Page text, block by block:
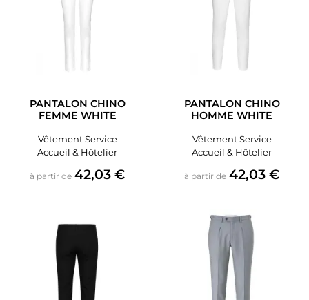
PANTALON CHINO
FEMME WHITE
Vêtement Service
Accueil & Hôtelier
à partir de Prix
42,03 €
PANTALON CHINO
HOMME WHITE
Vêtement Service
Accueil & Hôtelier
à partir de Prix
42,03 €